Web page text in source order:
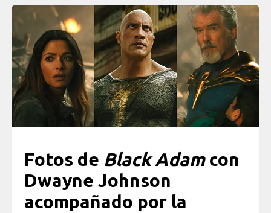
Fotos de Black Adamcon
Dwayne Johnson
acompañado por la